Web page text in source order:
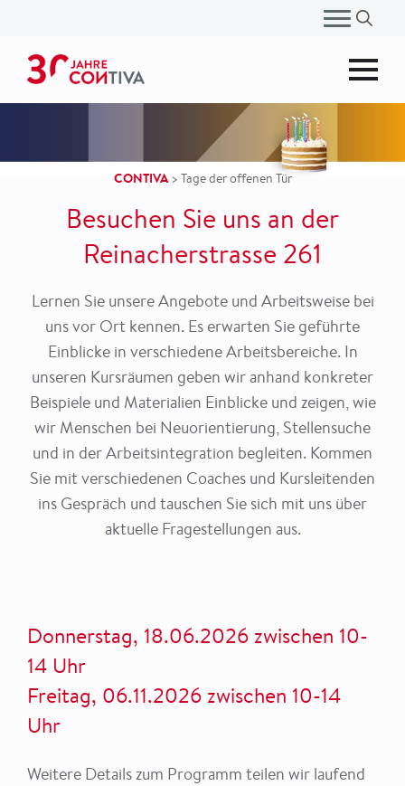
for
CONTIVA> Tage der offenen Tür
Besuchen Sie uns an der
Reinacherstrasse 261
Lernen Sie unsere Angebote und Arbeitsweise bei
uns vor Ort kennen. Es erwarten Sie geführte
Einblicke in verschiedene Arbeitsbereiche. In
unseren Kursräumen geben wir anhand konkreter
Beispiele und Materialien Einblicke und zeigen, wie
wir Menschen bei Neuorientierung, Stellensuche
und in der Arbeitsintegration begleiten. Kommen
Sie mit verschiedenen Coaches und Kursleitenden
ins Gespräch und tauschen Sie sich mit uns über
aktuelle Fragestellungen aus.
Donnerstag, 18.06.2026 zwischen 10-
14 Uhr
Freitag, 06.11.2026 zwischen 10-14
Uhr
Weitere Details zum Programm teilen wir laufend